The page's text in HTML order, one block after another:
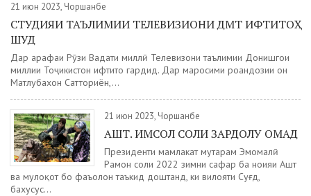
21 июн 2023, Чоршанбе
СТУДИЯИ ТАЪЛИМИИ ТЕЛЕВИЗИОНИ ДМТ ИФТИТОҲ
ШУД
Дар арафаи Рӯзи Ваҳдати миллӣ Телевизони таълимии Донишгоҳи
миллии Тоҷикистон ифтитоҳ гардид. Дар маросими роҳандозии он
Матлубахон Сатториён,...
21 июн 2023, Чоршанбе
АШТ. ИМСОЛ СОЛИ ЗАРДОЛУ ОМАД
Президенти мамлакат муҳтарам Эмомалӣ
Раҳмон соли 2022 зимни сафар ба ноҳияи Ашт
ва мулоқот бо фаъолон таъкид доштанд, ки вилояти Суғд,
бахусус...